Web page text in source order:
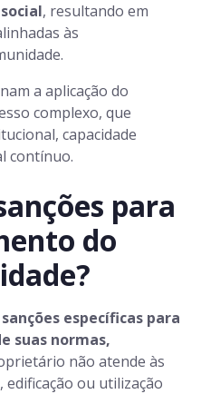
, resultando em
às
a aplicação do
complexo, que
capacidade
contínuo.
para
do
específicas para
suas normas,
não atende às
ou utilização